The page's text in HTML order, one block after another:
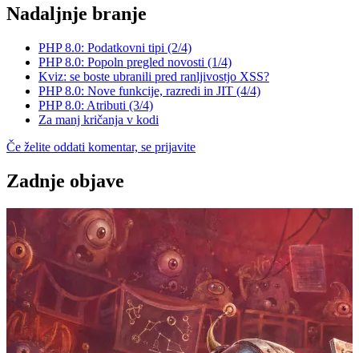
Nadaljnje branje
PHP 8.0: Podatkovni tipi (2/4)
PHP 8.0: Popoln pregled novosti (1/4)
Kviz: se boste ubranili pred ranljivostjo XSS?
PHP 8.0: Nove funkcije, razredi in JIT (4/4)
PHP 8.0: Atributi (3/4)
Za manj kričanja v kodi
Če želite oddati komentar, se prijavite
Zadnje objave